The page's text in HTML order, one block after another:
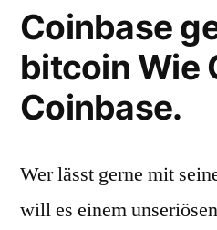
Coinbase
bitcoin Wie
Coinbase.
Wer lässt gerne mit
will es einem